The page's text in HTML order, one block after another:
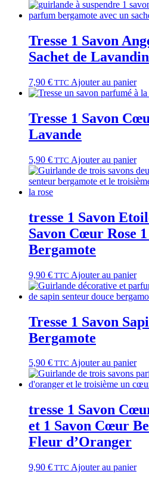
Tresse 1 Savon
Sachet de Lavandin
7,90 € TTC Ajouter au panier
Tresse 1 Savon
Lavande
5,90 € TTC Ajouter au panier
tresse 1 Savon
Savon Cœur Rose
Bergamote
9,90 € TTC Ajouter au panier
Tresse 1 Savon
Bergamote
5,90 € TTC Ajouter au panier
tresse 1 Savon
et 1 Savon Cœur
Fleur d’Oranger
9,90 € TTC Ajouter au panier